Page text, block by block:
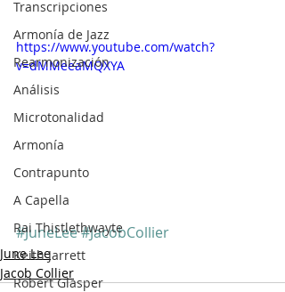
Transcripciones
Armonía de Jazz
Rearmonización
Análisis
Microtonalidad
Armonía
Contrapunto
A Capella
Rai Thistlethwayte
Keith Jarrett
Robert Glasper
https://www.youtube.com/watch?
v=dMMeeaMQXYA
#JuneLee#JacobCollier
June Lee
Jacob Collier